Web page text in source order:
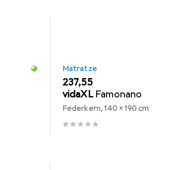
Matratze
EUR
237,55
vidaXL Famonano
Federkern, 140 x 190 cm